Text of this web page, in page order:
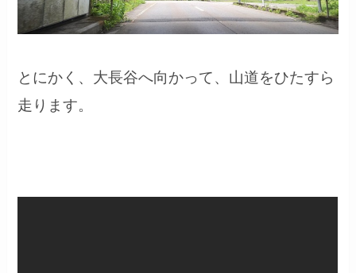
とにかく、大長谷へ向かって、山道をひたすら
走ります。